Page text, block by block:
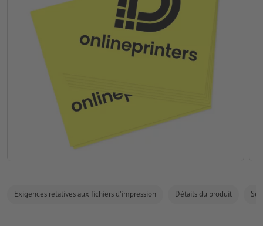
Exigences relatives aux fichiers d'impression Détails du produit